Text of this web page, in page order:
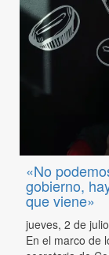
«No
gobierno,
que viene»
jueves, 2 de
En el marco de